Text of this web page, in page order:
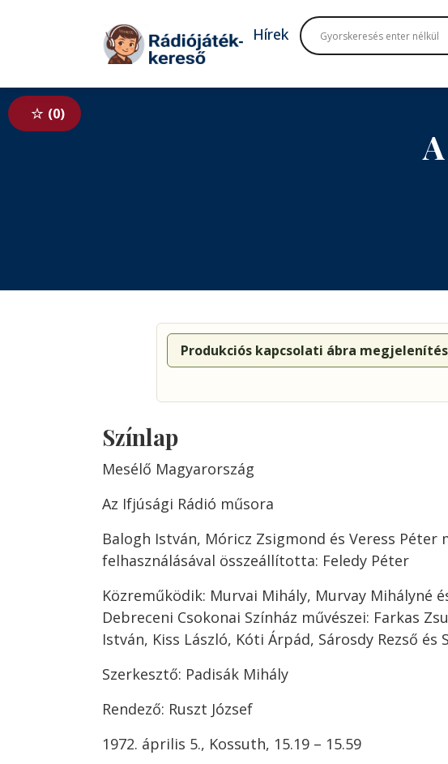
Tovább a tartalomhoz
Hírek
0
Produkciós kapcsolati ábra
Színlap
Mesélő Magyarország
Az Ifjúsági Rádió műsora
Balogh István, Móricz Zsigmond és Veress Péter
felhasználásával összeállította: Feledy Péter
Közreműködik: Murvai Mihály, Murvay Mihályné
Debreceni Csokonai Színház művészei: Farkas
István, Kiss László, Kóti Árpád, Sárosdy Rezső és
Szerkesztő: Padisák Mihály
Rendező: Ruszt József
1972. április 5., Kossuth, 15.19 – 15.59